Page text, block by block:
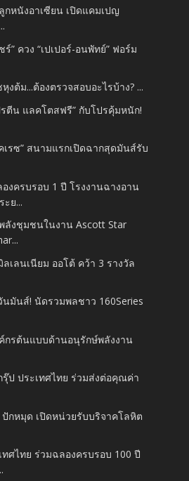
กหนังอาเซียน เปิดแคมเปญ
” ควง “เปเปอร์-อนพัทย์” ฟอร์ม
งต้ม...ต้องตรวจสอบอะไรบ้าง? ...
ตีน แลคโตสฟรี” กับโปรคุ้มหนัก!
เรซ” สนามแรกเปิดฉากสุดมันส์รับ
องครบรอบ 1 ปี โรงงานฉางอาน
ย...
ลังชุมชนในงาน Ascott Star
ลเลนเนียม ออโต้ คว้า 3 รางวัล
นมันส์! นัดรวมพลชาว 160Series
กรต้นแบบด้านอนุรักษ์พลังงาน
รุ๊ป ประเทศไทย ร่วมส่งต่อคุณค่า
ปักหมุด เปิดหน่วยรับบริจาคโลหิต
ทศไทย ร่วมฉลองครบรอบ 100 ปี